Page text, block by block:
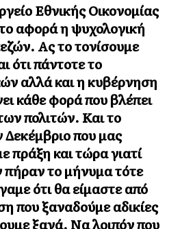
Εθνικής Οικονομίας
αφορά η ψυχολογική
Ας το τονίσουμε
ότι πάντοτε το
αλλά και η κυβέρνηση
κάθε φορά που βλέπει
πολιτών. Και το
Δεκέμβριο που μας
πράξη και τώρα γιατί
πήραν το μήνυμα τότε
ότι θα είμαστε από
που ξαναδούμε αδικίες
ξανά. Να λοιπόν που